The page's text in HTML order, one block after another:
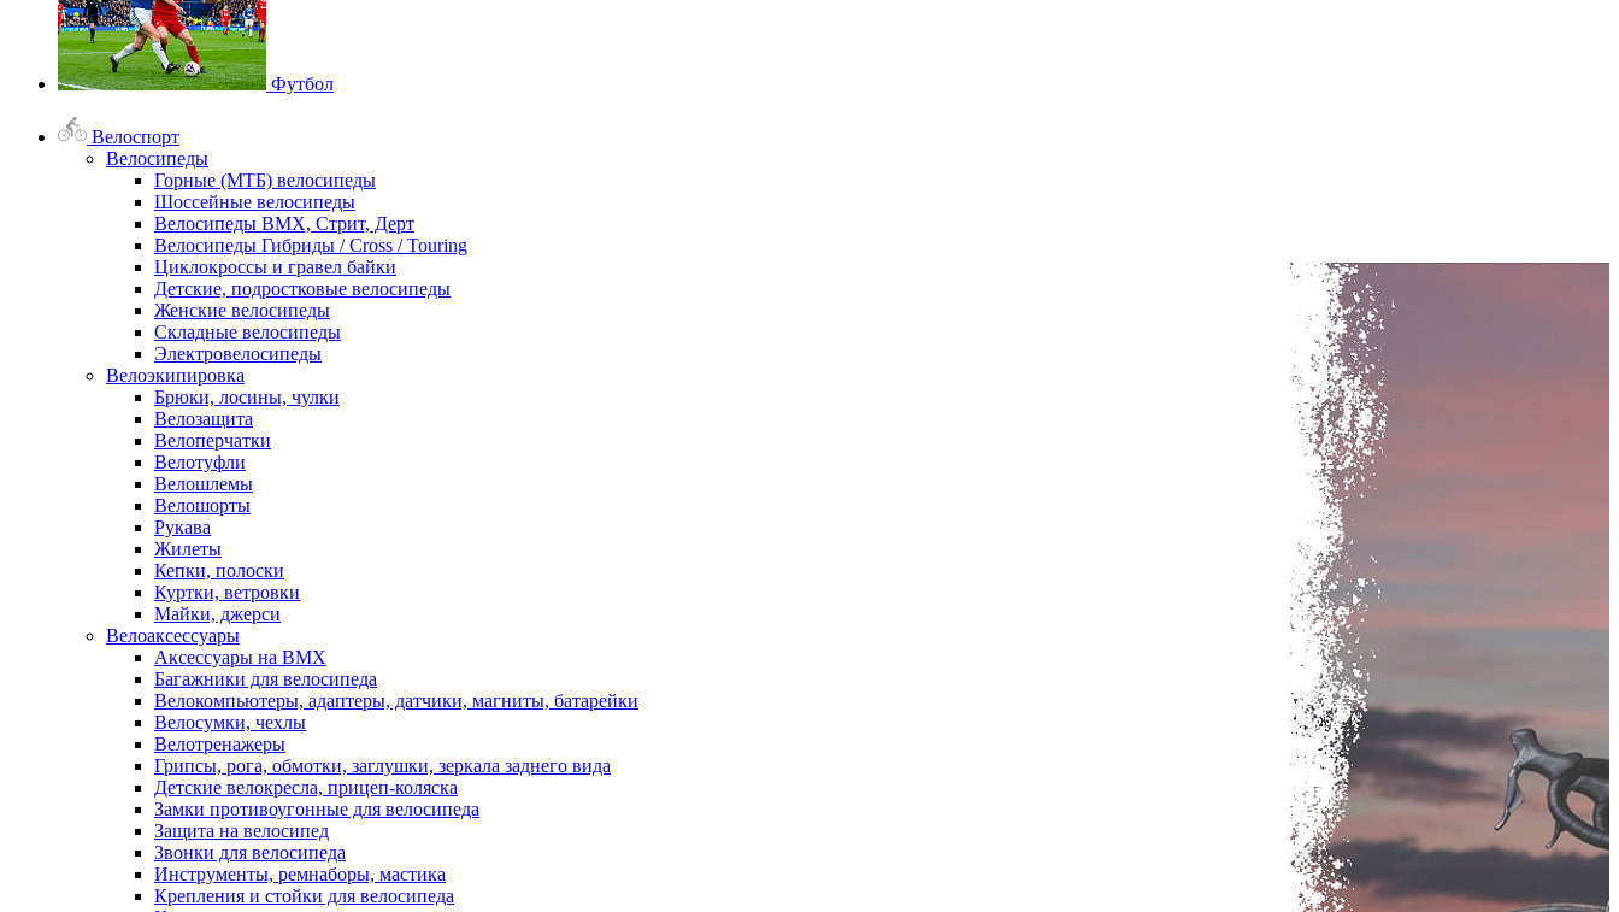
Футбол
Велоспорт
Велосипеды
Горные (МТБ) велосипеды
Шоссейные велосипеды
Велосипеды BMX, Стрит, Дерт
Велосипеды Гибриды / Cross / Touring
Циклокроссы и гравел байки
Детские, подростковые велосипеды
Женские велосипеды
Складные велосипеды
Электровелосипеды
Велоэкипировка
Брюки, лосины, чулки
Велозащита
Велоперчатки
Велотуфли
Велошлемы
Велошорты
Рукава
Жилеты
Кепки, полоски
Куртки, ветровки
Майки, джерси
Велоаксессуары
Аксессуары на BMX
Багажники для велосипеда
Велокомпьютеры, адаптеры, датчики, магниты, батарейки
Велосумки, чехлы
Велотренажеры
Грипсы, рога, обмотки, заглушки, зеркала заднего вида
Детские велокресла, прицеп-коляска
Замки противоугонные для велосипеда
Защита на велосипед
Звонки для велосипеда
Инструменты, ремнаборы, мастика
Крепления и стойки для велосипеда